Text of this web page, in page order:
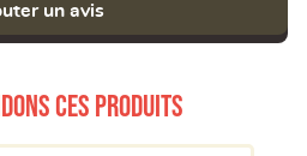
un avis
ces produits